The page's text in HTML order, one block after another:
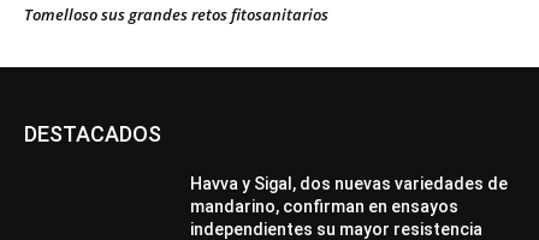
Tomelloso sus grandes retos fitosanitarios
DESTACADOS
Havva y Sigal, dos nuevas variedades de
mandarino, confirman en ensayos
independientes su mayor resistencia